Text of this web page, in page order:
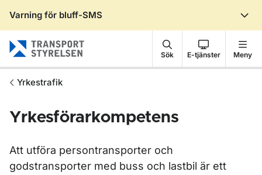
Varning för bluff-SMS
Sök E-tjänster Meny
Yrkestrafik
Yrkesförarkompetens
Att utföra persontransporter och
godstransporter med buss och lastbil är ett